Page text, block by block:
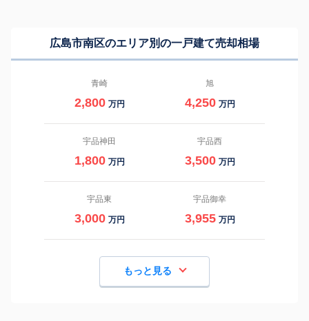
広島市南区のエリア別の一戸建て売却相場
青崎
2,800 万円
旭
4,250 万円
宇品神田
1,800 万円
宇品西
3,500 万円
宇品東
3,000 万円
宇品御幸
3,955 万円
もっと見る